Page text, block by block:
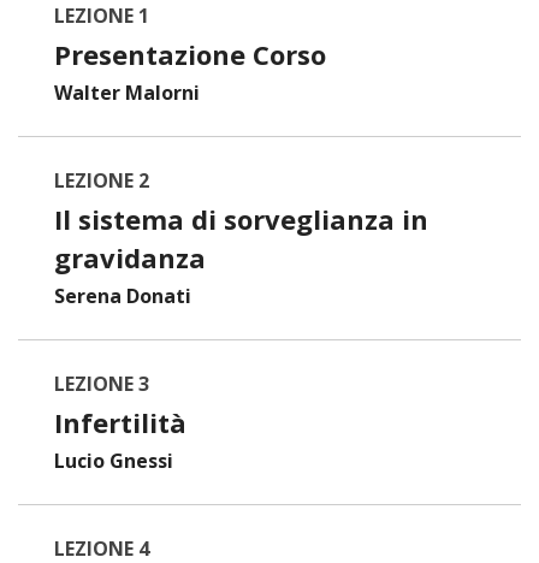
LEZIONE 1
Presentazione Corso
Walter Malorni
LEZIONE 2
Il sistema di sorveglianza in
gravidanza
Serena Donati
LEZIONE 3
Infertilità
Lucio Gnessi
LEZIONE 4